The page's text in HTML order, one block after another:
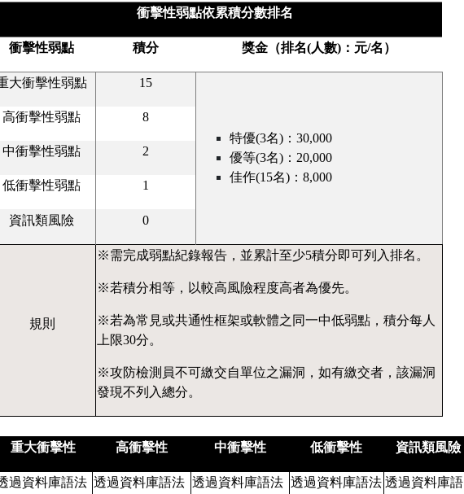
衝擊性弱點依累積分數排名
衝擊性弱點 積分 獎金（排名(人數)：元/名）
大衝擊性弱點 15
特優(3名)：30,000
優等(3名)：20,000
佳作(15名)：8,000
高衝擊性弱點 8
中衝擊性弱點 2
低衝擊性弱點 1
資訊類風險 0
規則
※需完成弱點紀錄報告，並累計至少5積分即可列入排名。
※若積分相等，以較高風險程度高者為優先。
※若為常見或共通性框架或軟體之同一中低弱點，積分每人
上限30分。
※攻防檢測員不可繳交自單位之漏洞，如有繳交者，該漏洞
發現不列入總分。
重大衝擊性
高衝擊性 中衝擊性 低衝擊性 資訊類風險
過資料庫語法 透過資料庫語法 透過資料庫語法 透過資料庫語法 透過資料庫語